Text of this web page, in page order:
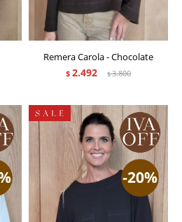
Remera Carola - Chocolate
$ 2.492 $3.800